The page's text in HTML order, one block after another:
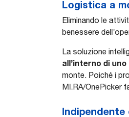
Logistica a
Eliminando le
benessere
La soluzione
all’interno di
monte. Poiché i
MI.RA/OnePicker
Indipendente